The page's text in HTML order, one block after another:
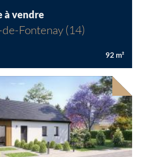
à vendre
Fontenay (14)
92 m²